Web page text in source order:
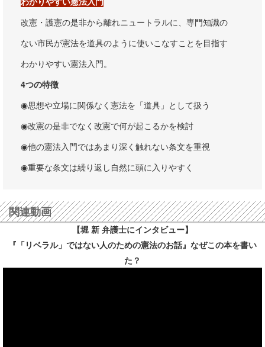
改憲・護憲の是非から離れニュートラルに、専門知識の
ない市民が憲法を道具のように使いこなすことを目指す
わかりやすい憲法入門。
4つの特徴
◉思想や立場に関係なく憲法を「道具」として扱う
◉改憲の是非でなく改憲で何が起こるかを検討
◉他の憲法入門ではあまり深く触れない条文を重視
◉重要な条文は繰り返し自然に頭に入りやすく
関連動画
【堀 新 弁護士にインタビュー】
『「リベラル」ではない人のための憲法のお話』なぜこの本を書い
た？